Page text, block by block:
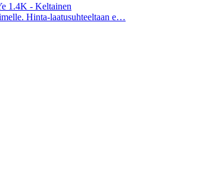
1.4K - Keltainen
Hinta-laatusuhteeltaan e…